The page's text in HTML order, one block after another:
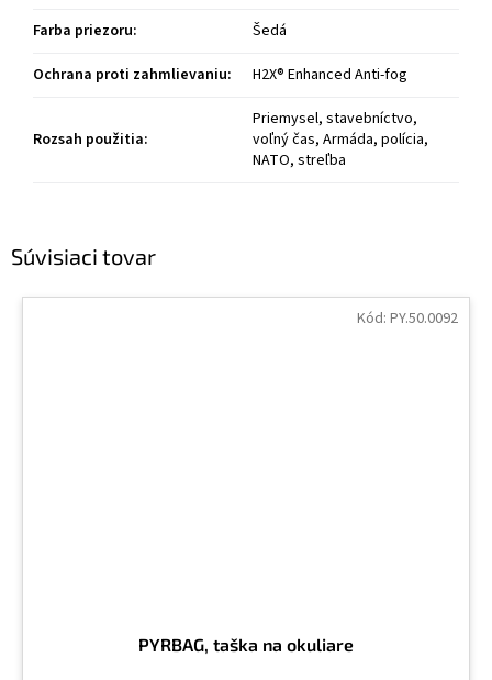
Súvisiaci tovar
PYRBAG, taška na okuliare
Kód: PY.50.0092
Farba priezoru:
Šedá
Ochrana proti zahmlievaniu: H2X® Enhanced Anti-fog
Rozsah použitia:
Priemysel, stavebníctvo,
voľný čas, Armáda, polícia,
NATO, streľba